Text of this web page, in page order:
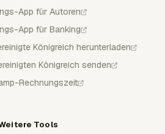
App für Autoren
App für Banking
Königreich herunterladen
Königreich senden
Rechnungszeit
Tools